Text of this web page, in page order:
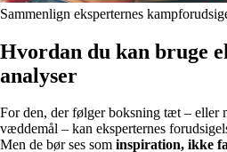
Sammenlign eksperternes
Hvordan du kan bruge
analyser
For den, der følger boksning tæt – eller
væddemål – kan eksperternes
Men de bør ses som inspiration, ikke